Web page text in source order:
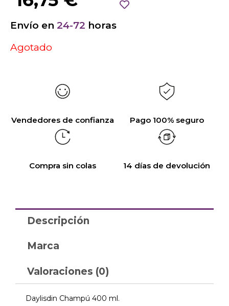
Envío en 24-72 horas
Agotado
Vendedores de confianza Pago 100% seguro
Compra sin colas 14 días de devolución
Descripción
Marca
Valoraciones (0)
Daylisdin Champú 400 ml.